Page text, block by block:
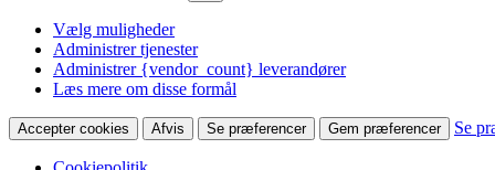
Vælg muligheder
Administrer tjenester
Administrer {vendor_count} leverandører
Læs mere om disse formål
Accepter cookies Afvis Se præferencer Gem præferencer Se